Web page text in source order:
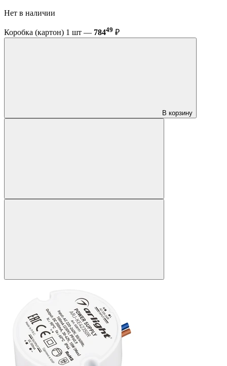
Нет в наличии
Коробка (картон) 1 шт — 78449 ₽
В корзину